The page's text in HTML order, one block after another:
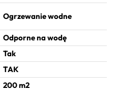
Ogrzewanie wodne
Odporne na wodę
Tak
TAK
200 m2